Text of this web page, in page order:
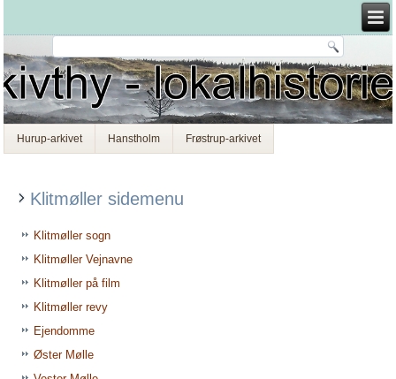
Hurup-arkivet Hanstholm Frøstrup-arkivet
Klitmøller sidemenu
Klitmøller sogn
Klitmøller Vejnavne
Klitmøller på film
Klitmøller revy
Ejendomme
Øster Mølle